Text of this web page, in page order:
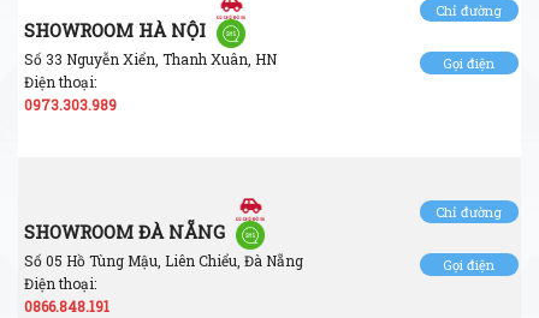
SHOWROOM HÀ NỘI
Số 33 Nguyễn Xiển, Thanh Xuân, HN
Điện thoại:
0973.303.989
Chỉ đường
Gọi điện
SHOWROOM ĐÀ NẴNG
Số 05 Hồ Tùng Mậu, Liên Chiểu, Đà Nẵng
Điện thoại:
0866.848.191
Chỉ đường
Gọi điện